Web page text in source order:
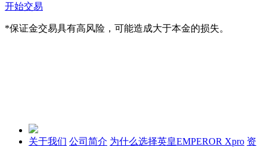
开始交易
*保证金交易具有高风险，可能造成大于本金的损失。
关于我们 公司简介 为什么选择英皇EMPEROR Xpro 资